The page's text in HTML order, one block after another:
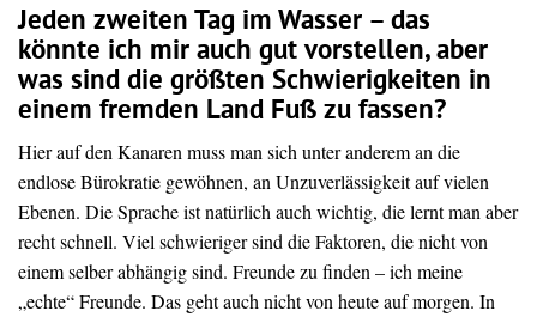
Jeden zweiten Tag im Wasser – das
könnte ich mir auch gut vorstellen, aber
was sind die größten Schwierigkeiten in
einem fremden Land Fuß zu fassen?
Hier auf den Kanaren muss man sich unter anderem an die
endlose Bürokratie gewöhnen, an Unzuverlässigkeit auf vielen
Ebenen. Die Sprache ist natürlich auch wichtig, die lernt man aber
recht schnell. Viel schwieriger sind die Faktoren, die nicht von
einem selber abhängig sind. Freunde zu finden – ich meine
„echte“ Freunde. Das geht auch nicht von heute auf morgen. In